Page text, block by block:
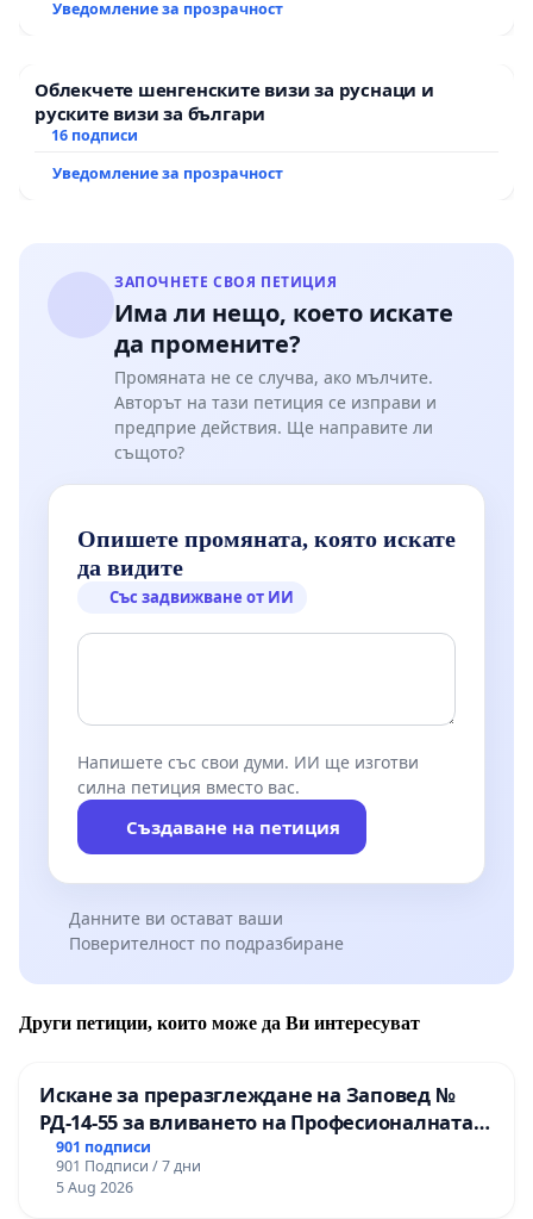
Уведомление за прозрачност
Облекчете шенгенските визи за руснаци и
руските визи за българи
16 подписи
Уведомление за прозрачност
ЗАПОЧНЕТЕ СВОЯ ПЕТИЦИЯ
Има ли нещо, което искате
да промените?
Промяната не се случва, ако мълчите.
Авторът на тази петиция се изправи и
предприе действия. Ще направите ли
същото?
Опишете промяната, която искате
да видите
Със задвижване от ИИ
Напишете със свои думи. ИИ ще изготви
силна петиция вместо вас.
Създаване на петиция
Данните ви остават ваши
Поверителност по подразбиране
Други петиции, които може да Ви интересуват
Искане за преразглеждане на Заповед №
РД-14-55 за вливането на Професионалната
гимназия по промишлени технологии в
Професионалната гимназия по икономика и
мениджмънт – гр. Пазарджик
901 подписи
901 Подписи / 7 дни
5 Aug 2026